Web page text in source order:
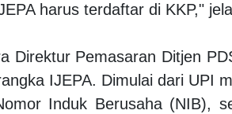
harus terdaftar di KKP,"
Direktur Pemasaran Ditjen
IJEPA. Dimulai dari UPI
Induk Berusaha (NIB),